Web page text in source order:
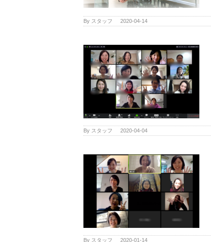
By スタッフ 2020-04-14
By スタッフ 2020-04-04
By スタッフ 2020-01-14